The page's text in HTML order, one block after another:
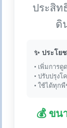
ประสิท
ดิ
✨ ประโย
• เพิ่มการดู
• ปรับปรุงโ
• ใช้ได้ทุก
💰 ขน